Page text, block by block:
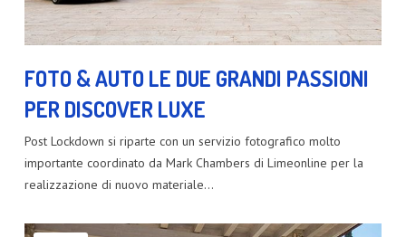
NEWS
FOTO & AUTO LE DUE GRANDI PASSIONI
PER DISCOVER LUXE
Post Lockdown si riparte con un servizio fotografico molto
importante coordinato da Mark Chambers di Limeonline per la
realizzazione di nuovo materiale…